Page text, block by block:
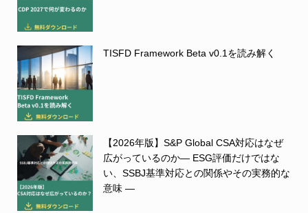
TISFD Framework Beta v0.1を読み解く
【2026年版】S&P Global CSA対応はなぜ
広がっているのか― ESG評価だけではな
い、SSBJ基準対応との関係やその実務的な
意味 ―